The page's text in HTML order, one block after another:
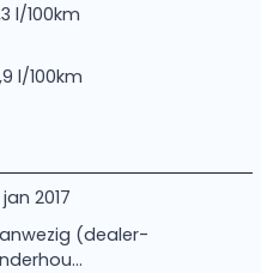
l/100km
l/100km
2017
(dealer-